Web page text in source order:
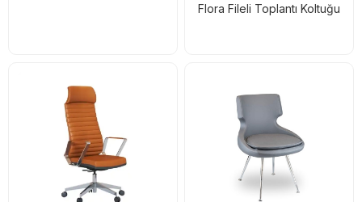
Flora Fileli Toplantı Koltuğu